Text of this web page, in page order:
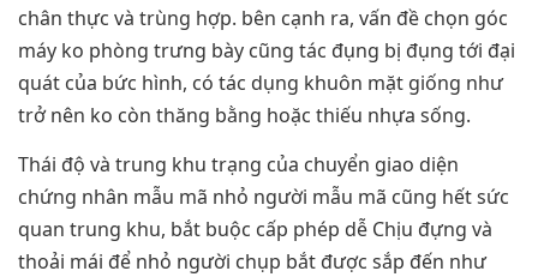
chân thực và trùng hợp. bên cạnh ra, vấn đề chọn góc
máy ko phòng trưng bày cũng tác đụng bị đụng tới đại
quát của bức hình, có tác dụng khuôn mặt giống như
trở nên ko còn thăng bằng hoặc thiếu nhựa sống.
Thái độ và trung khu trạng của chuyển giao diện
chứng nhân mẫu mã nhỏ người mẫu mã cũng hết sức
quan trung khu, bắt buộc cấp phép dễ Chịu đựng và
thoải mái để nhỏ người chụp bắt được sắp đến như